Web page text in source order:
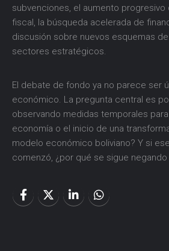
subvenciones, el aumento
fiscal, la búsqueda acelerada de
discusión sobre nuevos esquemas
sectores estratégicos.
El debate de fondo ya no parece ser
económico. La pregunta central es
observando medidas temporales
economía o el inicio de una
modelo económico boliviano? Y si
comenzó, ¿por qué se sigue